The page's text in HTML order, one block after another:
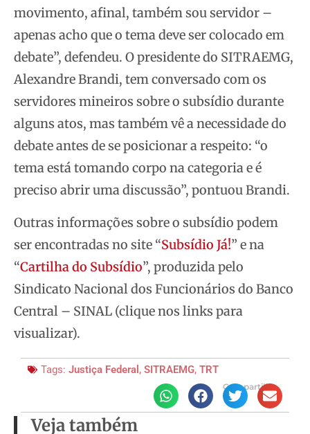
movimento, afinal, também sou servidor –
apenas acho que o tema deve ser colocado em
debate”, defendeu. O presidente do SITRAEMG,
Alexandre Brandi, tem conversado com os
servidores mineiros sobre o subsídio durante
alguns atos, mas também vê a necessidade do
debate antes de se posicionar a respeito: “o
tema está tomando corpo na categoria e é
preciso abrir uma discussão”, pontuou Brandi.
Outras informações sobre o subsídio podem
ser encontradas no site “Subsídio Já!” e na
“Cartilha do Subsídio”, produzida pelo
Sindicato Nacional dos Funcionários do Banco
Central – SINAL (clique nos links para
visualizar).
Tags: Justiça Federal , SITRAEMG, TRT
Compartilhe
Veja também